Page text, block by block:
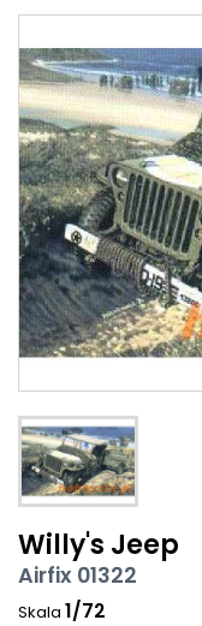
Willy's Jeep
Airfix 01322
Skala 1/72